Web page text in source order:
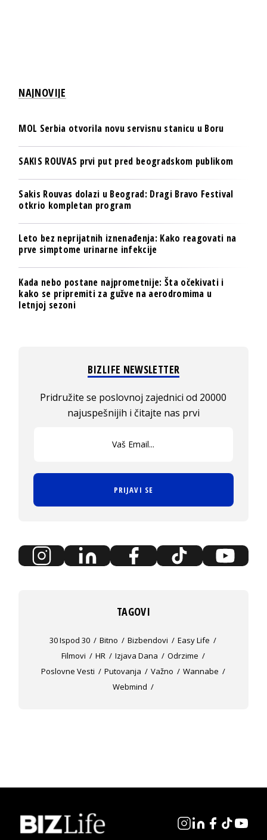
NAJNOVIJE
MOL Serbia otvorila novu servisnu stanicu u Boru
SAKIS ROUVAS prvi put pred beogradskom publikom
Sakis Rouvas dolazi u Beograd: Dragi Bravo Festival
otkrio kompletan program
Leto bez neprijatnih iznenađenja: Kako reagovati na
prve simptome urinarne infekcije
Kada nebo postane najprometnije: Šta očekivati i
kako se pripremiti za gužve na aerodromima u
letnjoj sezoni
BIZLIFE NEWSLETTER
Pridružite se poslovnoj zajednici od 20000
najuspešnijih i čitajte nas prvi
PRIJAVI SE
TAGOVI
30 Ispod 30 Bitno Bizbendovi
Easy Life
Filmovi
HR Izjava Dana
Odrzime
Poslovne Vesti
Putovanja Važno
Wannabe
Webmind